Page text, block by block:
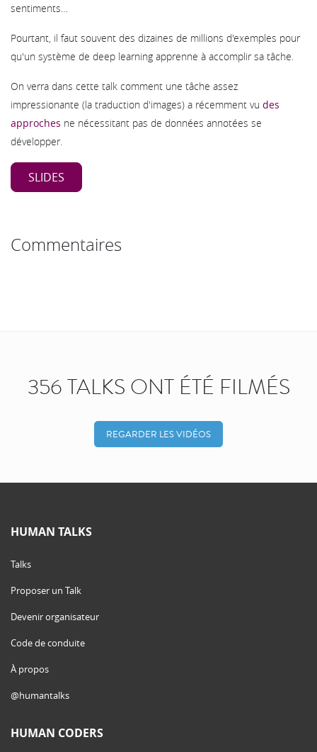
sentiments…
Pourtant, il faut souvent des dizaines de millions d'exemples pour
qu'un système de deep learning apprenne à accomplir sa tâche.
On verra dans cette talk comment une tâche assez
impressionante (la traduction d'images) a récemment vu des
approches ne nécessitant pas de données annotées se
développer.
SLIDES
Commentaires
356 TALKS ONT ÉTÉ FILMÉS
REGARDER LES VIDÉOS
HUMAN TALKS
Talks
Proposer un Talk
Devenir organisateur
Code de conduite
À propos
@humantalks
HUMAN CODERS